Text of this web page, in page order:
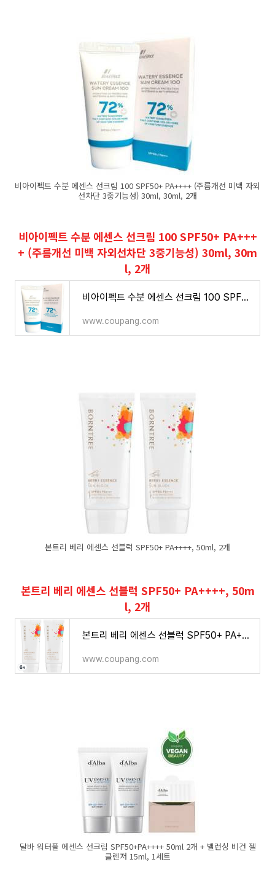
비아이펙트 수분 에센스 선크림 100 SPF50+ PA++++ (주름개선 미백 자외
선차단 3중기능성) 30ml, 30ml, 2개
비아이펙트 수분 에센스 선크림 100 SPF50+ PA+++
+ (주름개선 미백 자외선차단 3중기능성) 30ml, 30m
l, 2개
비아이펙트 수분 에센스 선크림 100 SPF50+ PA++++ (주름개선 미백 자외선차단 3중기능성) 30ml, 30ml, 3
www.coupang.com
본트리 베리 에센스 선블럭 SPF50+ PA++++, 50ml, 2개
본트리 베리 에센스 선블럭 SPF50+ PA++++, 50m
l, 2개
본트리 베리 에센스 선블럭 SPF50+ PA++++, 50ml, 6개
www.coupang.com
달바 워터풀 에센스 선크림 SPF50+PA++++ 50ml 2개 + 밸런싱 비건 젤
클렌저 15ml, 1세트